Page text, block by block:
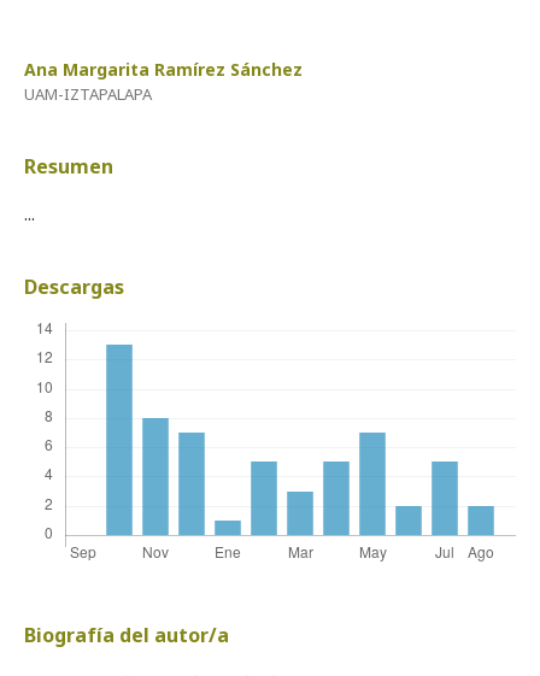
Ana Margarita Ramírez Sánchez
UAM-IZTAPALAPA
Resumen
...
Descargas
Biografía del autor/a